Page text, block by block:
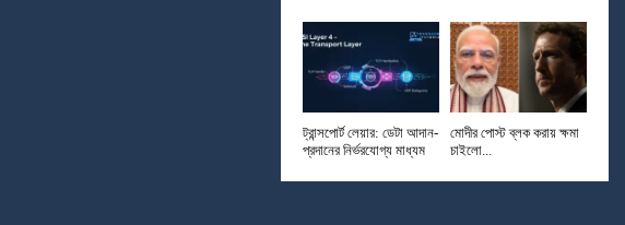
ট্রান্সপোর্ট লেয়ার: ডেটা আদান-
প্রদানের নির্ভরযোগ্য মাধ্যম
মোদীর পোস্ট ব্লক করায় ক্ষমা
চাইলো...